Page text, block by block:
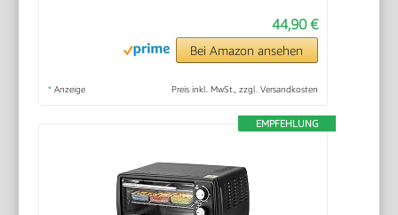
44,90 €
Bei Amazon ansehen
* Anzeige Preis inkl. MwSt., zzgl. Versandkosten
EMPFEHLUNG